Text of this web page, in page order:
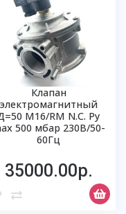
Клапан
электромагнитный
М16/RM N.C. Ру
500 мбар 230В/50-
60Гц
35000.00р.